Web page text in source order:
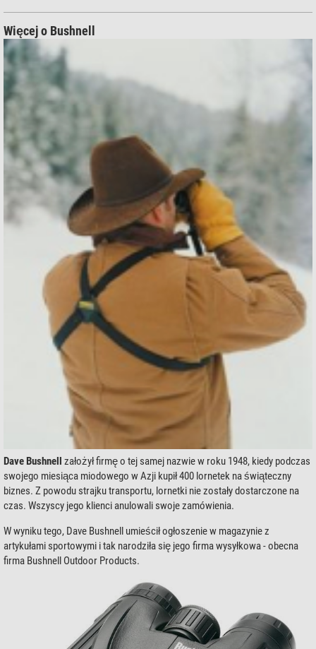
Więcej o Bushnell
Dave Bushnell założył firmę o tej samej nazwie w roku 1948, kiedy podczas
swojego miesiąca miodowego w Azji kupił 400 lornetek na świąteczny
biznes. Z powodu strajku transportu, lornetki nie zostały dostarczone na
czas. Wszyscy jego klienci anulowali swoje zamówienia.
W wyniku tego, Dave Bushnell umieścił ogłoszenie w magazynie z
artykułami sportowymi i tak narodziła się jego firma wysyłkowa - obecna
firma Bushnell Outdoor Products.